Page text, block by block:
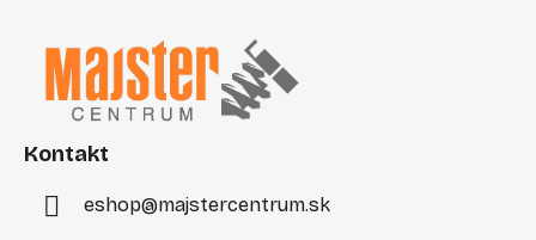
Kontakt
eshop@majstercentrum.sk